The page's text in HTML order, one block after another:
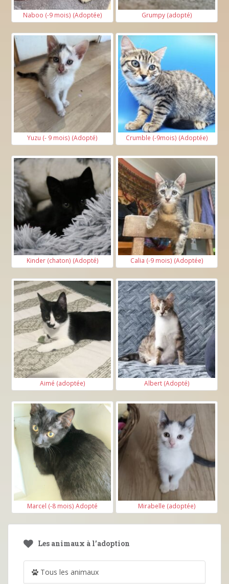
Naboo (-9 mois) (Adoptée) Grumpy (adopté)
Yuzu (- 9 mois) (Adopté) Crumble (-9mois) (Adoptée)
Kinder (chaton) (Adopté) Calia (-9 mois) (Adoptée)
Aimé (adoptée) Albert (Adopté)
Marcel (-8 mois) Adopté Mirabelle (adoptée)
Les animaux à l’adoption
Tous les animaux